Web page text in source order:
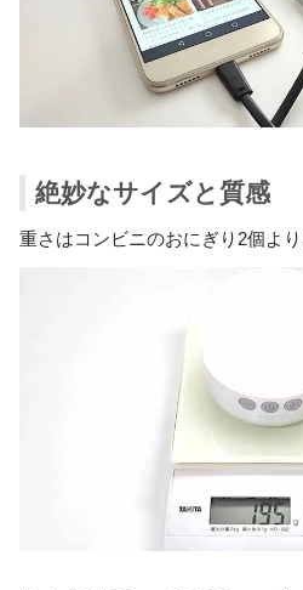
絶妙なサイズと質感
重さはコンビニのおにぎり2個より